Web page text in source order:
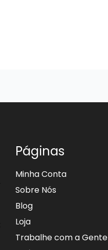
Páginas
Minha Conta
Sobre Nós
Blog
Loja
Trabalhe com a Gente